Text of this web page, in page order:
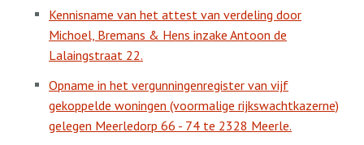
Kennisname van het attest van verdeling door
Michoel, Bremans & Hens inzake Antoon de
Lalaingstraat 22.
Opname in het vergunningenregister van vijf
gekoppelde woningen (voormalige rijkswachtkazerne)
gelegen Meerledorp 66 - 74 te 2328 Meerle.